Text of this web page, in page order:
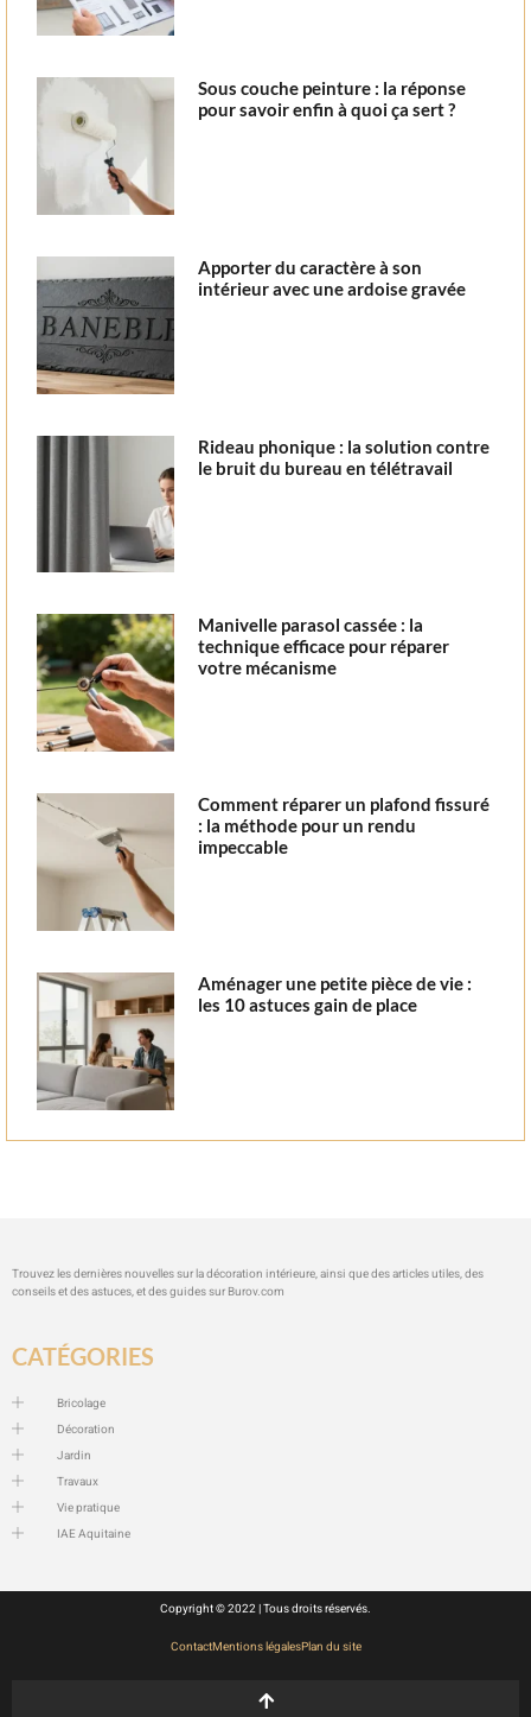
Sous couche peinture : la réponse
pour savoir enfin à quoi ça sert ?
Apporter du caractère à son
intérieur avec une ardoise gravée
Rideau phonique : la solution contre
le bruit du bureau en télétravail
Manivelle parasol cassée : la
technique efficace pour réparer
votre mécanisme
Comment réparer un plafond fissuré
: la méthode pour un rendu
impeccable
Aménager une petite pièce de vie :
les 10 astuces gain de place
Trouvez les dernières nouvelles sur la décoration intérieure, ainsi que des articles utiles, des
conseils et des astuces, et des guides sur Burov.com
CATÉGORIES
Bricolage
Décoration
Jardin
Travaux
Vie pratique
IAE Aquitaine
Copyright © 2022 | Tous droits réservés.
ContactMentions légalesPlan du site